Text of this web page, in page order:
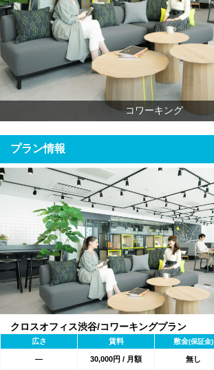
コワーキング
プラン情報
クロスオフィス渋谷/コワーキングプラン
広さ 賃料 敷金(保証金)
― 30,000円 / 月額 無し